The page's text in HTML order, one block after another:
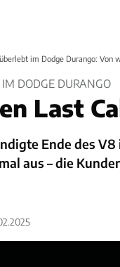
im Dodge Durango: Von
DODGE DURANGO
Last
Ende des
aus – die